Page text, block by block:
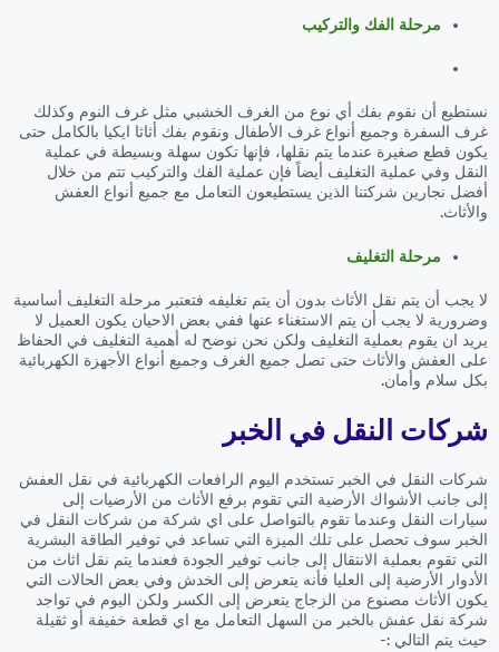
مرحلة الفك والتركيب
نستطيع أن نقوم بفك أي نوع من الغرف الخشبي مثل غرف النوم وكذلك
غرف السفرة وجميع أنواع غرف الأطفال ونقوم بفك أثاثا ايكيا بالكامل حتى
يكون قطع صغيرة عندما يتم نقلها، فإنها تكون سهلة وبسيطة في عملية
النقل وفي عملية التغليف أيضاً فإن عملية الفك والتركيب تتم من خلال
أفضل نجارين شركتنا الذين يستطيعون التعامل مع جميع أنواع العفش
والأثاث.
مرحلة التغليف
لا يجب أن يتم نقل الأثاث بدون أن يتم تغليفه فتعتبر مرحلة التغليف أساسية
وضرورية لا يجب أن يتم الاستغناء عنها ففي بعض الاحيان يكون العميل لا
يريد ان يقوم بعملية التغليف ولكن نحن نوضح له أهمية التغليف في الحفاظ
على العفش والأثاث حتى تصل جميع الغرف وجميع أنواع الأجهزة الكهربائية
بكل سلام وأمان.
شركات النقل في الخبر
شركات النقل في الخبر تستخدم اليوم الرافعات الكهربائية في نقل العفش
إلى جانب الأشواك الأرضية التي تقوم برفع الأثاث من الأرضيات إلى
سيارات النقل وعندما تقوم بالتواصل على اي شركة من شركات النقل في
الخبر سوف تحصل على تلك الميزة التي تساعد في توفير الطاقة البشرية
التي تقوم بعملية الانتقال إلى جانب توفير الجودة فعندما يتم نقل اثاث من
الأدوار الأرضية إلى العليا فأنه يتعرض إلى الخدش وفي بعض الحالات التي
يكون الأثاث مصنوع من الزجاج يتعرض إلى الكسر ولكن اليوم في تواجد
شركة نقل عفش بالخبر من السهل التعامل مع اي قطعة خفيفة أو ثقيلة
حيث يتم التالي :-